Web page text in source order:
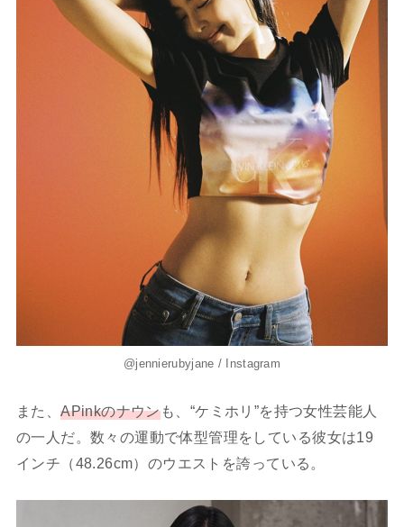
@jennierubyjane / Instagram
また、APinkのナウンも、“ケミホリ”を持つ女性芸能人
の一人だ。数々の運動で体型管理をしている彼女は19
インチ（48.26cm）のウエストを誇っている。